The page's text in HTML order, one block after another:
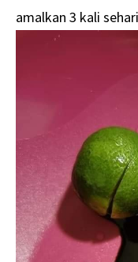
amalkan 3 kali